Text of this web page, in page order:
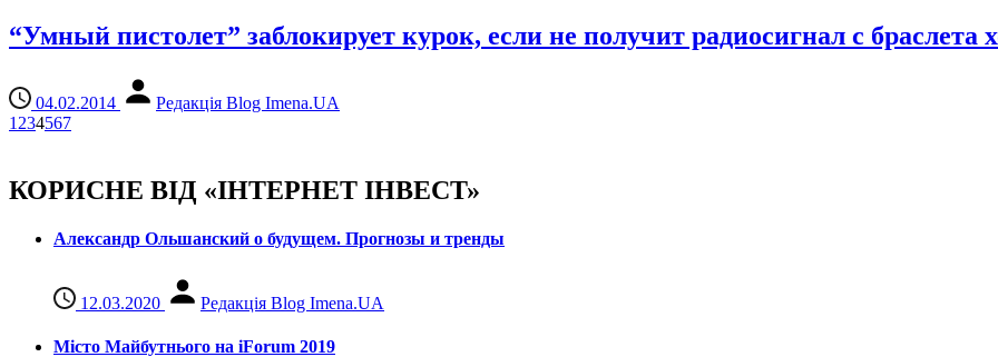
“Умный пистолет” заблокирует курок, если не получит радиосигнал с браслета
04.02.2014
Редакція Blog Imena.UA
1 234567
КОРИСНЕ ВІД «ІНТЕРНЕТ ІНВЕСТ»
Александр Ольшанский о будущем. Прогнозы и тренды
12.03.2020 Редакція Blog Imena.UA
Місто Майбутнього на iForum 2019